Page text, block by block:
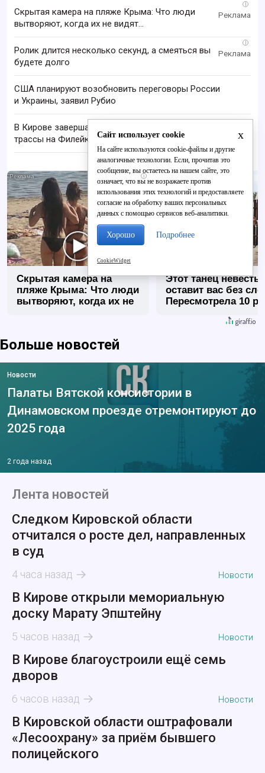
i
Скрытая камера на пляже Крыма: Что люди
вытворяют, когда их не видят...
i
Ролик длится несколько секунд, а смеяться вы
будете долго
США планируют возобновить переговоры России
и Украины, заявил Рубио
В Кирове завершают ремонт лыжероллерной
трассы на Филейке
i
Скрытая камера на
пляже Крыма: Что люди
вытворяют, когда их не
Этот танец невесты
оставит вас без
Пересмотрела 10
Больше новостей
Новости
Палаты Вятской консистории в
Динамовском проезде отремонтируют до
2025 года
2 года назад
Лента новостей
Следком Кировской области
отчитался о росте дел, направленных
в суд
4 часа назад Новости
В Кирове открыли мемориальную
доску Марату Эпштейну
5 часов назад Новости
В Кирове благоустроили ещё семь
дворов
6 часов назад Новости
В Кировской области оштрафовали
«Лесоохрану» за приём бывшего
полицейского
x
Сайт использует cookie
На сайте используются cookie-файлы и другие
аналогичные технологии. Если, прочитав это
сообщение, вы остаетесь на нашем сайте, это
означает, что вы не возражаете против
использования этих технологий и предоставляете
согласие на обработку ваших персональных
данных с помощью сервисов веб-аналитики.
Хорошо Подробнее
CookieWidget